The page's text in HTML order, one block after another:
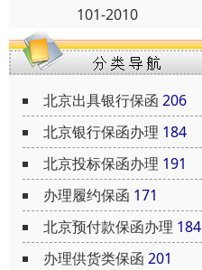
101-2010
北京出具银行保函 206
北京银行保函办理 184
北京投标保函办理 191
办理履约保函 171
北京预付款保函办理 184
办理供货类保函 201